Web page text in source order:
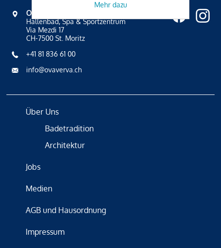
OVAVERVA
Hallenbad, Spa & Sportzentrum
Via Mezdi 17
CH-7500 St. Moritz
+41 81 836 61 00
info@ovaverva.ch
Über Uns
Badetradition
Architektur
Jobs
Medien
AGB und Hausordnung
Impressum
Mehr dazu